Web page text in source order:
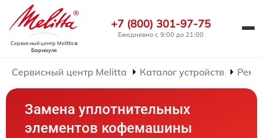
Сервисный центр Melittaв
Барнауле
+7 (800) 301-97-75
Ежедневно с 9:00 до 21:00
Сервисный центр Melitta Каталог устройств
Замена уплотнительных
элементов кофемашины